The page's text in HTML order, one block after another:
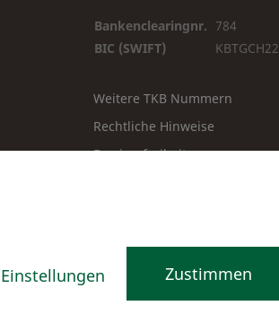
Bankenclearingnr. 784
BIC (SWIFT)
KBTGCH22
Weitere TKB Nummern
Rechtliche Hinweise
Barrierefreiheit
Einstellungen Zustimmen